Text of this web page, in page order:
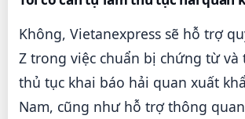
Không, Vietanexpress sẽ hỗ trợ
Z trong việc chuẩn bị chứng từ và
thủ tục khai báo hải quan xuất
Nam, cũng như hỗ trợ thông